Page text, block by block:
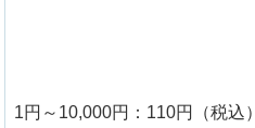
1円～10,000円：110円（税込）